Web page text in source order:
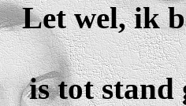
Let wel, ik
is tot stand